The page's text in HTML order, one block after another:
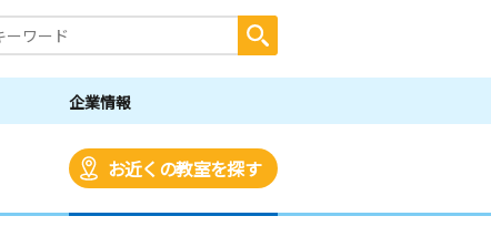
企業情報
お近くの教室を探す